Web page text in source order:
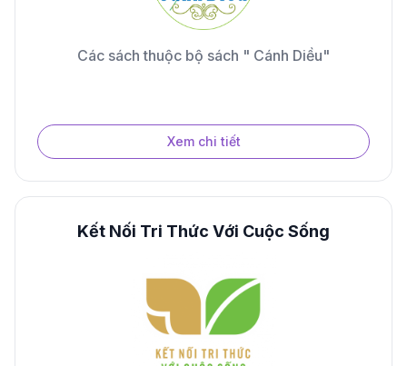
Các sách thuộc bộ sách " Cánh Diều"
Xem chi tiết
Kết Nối Tri Thức Với Cuộc Sống